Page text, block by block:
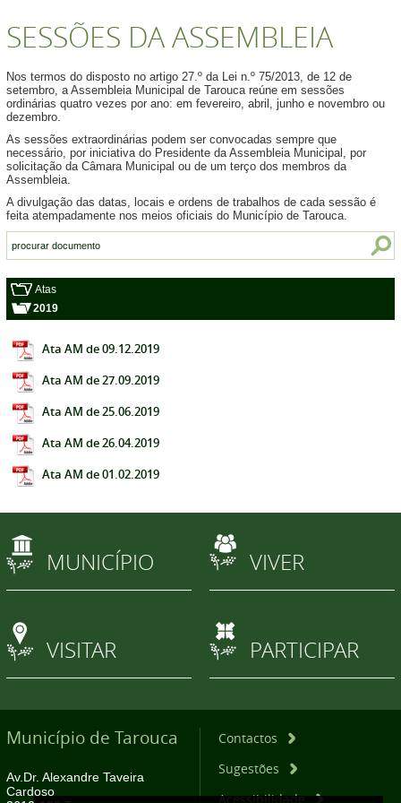
SESSÕES DA ASSEMBLEIA
Nos termos do disposto no artigo 27.º da Lei n.º 75/2013, de 12 de
setembro, a Assembleia Municipal de Tarouca reúne em sessões
ordinárias quatro vezes por ano: em fevereiro, abril, junho e novembro ou
dezembro.
As sessões extraordinárias podem ser convocadas sempre que
necessário, por iniciativa do Presidente da Assembleia Municipal, por
solicitação da Câmara Municipal ou de um terço dos membros da
Assembleia.
A divulgação das datas, locais e ordens de trabalhos de cada sessão é
feita atempadamente nos meios oficiais do Município de Tarouca.
Atas
2019
Ata AM de 09.12.2019
Ata AM de 27.09.2019
Ata AM de 25.06.2019
Ata AM de 26.04.2019
Ata AM de 01.02.2019
MUNICÍPIO VIVER
VISITAR PARTICIPAR
Município de Tarouca
Av.Dr. Alexandre Taveira
Cardoso
Contactos
Sugestões
Acessibilidade